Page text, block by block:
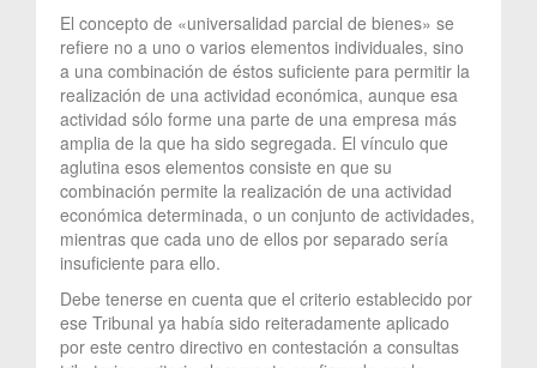
El concepto de «universalidad parcial de bienes» se
refiere no a uno o varios elementos individuales, sino
a una combinación de éstos suficiente para permitir la
realización de una actividad económica, aunque esa
actividad sólo forme una parte de una empresa más
amplia de la que ha sido segregada. El vínculo que
aglutina esos elementos consiste en que su
combinación permite la realización de una actividad
económica determinada, o un conjunto de actividades,
mientras que cada uno de ellos por separado sería
insuficiente para ello.
Debe tenerse en cuenta que el criterio establecido por
ese Tribunal ya había sido reiteradamente aplicado
por este centro directivo en contestación a consultas